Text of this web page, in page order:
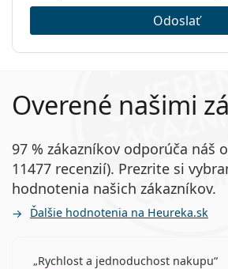
Odoslať
Overené našimi
97 % zákazníkov odporúča náš
11477 recenzií). Prezrite si
hodnotenia našich zákazníkov.
Ďalšie hodnotenia na Heureka.sk
Rychlost a jednoduchost nakupu